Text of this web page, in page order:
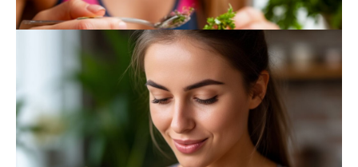
Куриная грудка для похудения
Гликемический индекс